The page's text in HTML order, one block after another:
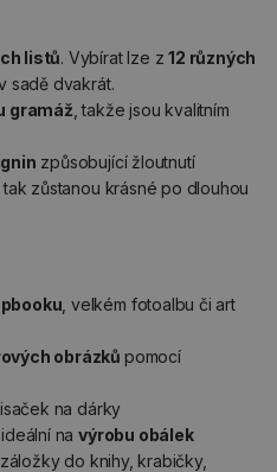
listů. Vybírat lze z12 různých
sadě dvakrát.
gramáž , takže jsou kvalitním
způsobující žloutnutí
zůstanou krásné po dlouhou
, velkém fotoalbu či art
obrázků pomocí
na dárky
navýrobu obálek
do knihy, krabičky,